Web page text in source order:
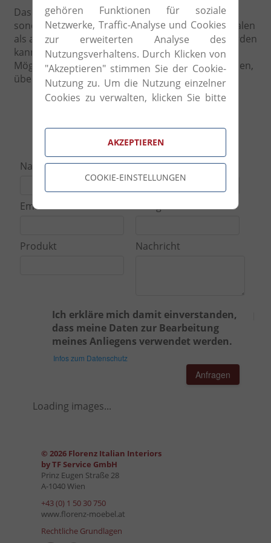
Das Resultat ist eine ordentliche, dennoch
sonderbare Eleganz, die Zuhause sowohl in formalen
als auch modernen Umgebungen angewandt werden
kann. Twils bietet mit Ihrem Sortiment die
Möglichkeit mit Kontrasten und außergewöhnlichen,
überraschenden Kombinationen zu spielen.
Anfrageformular
Name Telefonnummer
Email Kategorie
Produkt Nachricht
Ich erkläre mich damit einverstanden,
dass meine Daten zur Bearbeitung
meines Anliegens verwendet werden.
Infos zum Datenschutz
Anfragen
Loading images...
© 2026 Florenz Italian Interiors
by TF Service GmbH
Prinz Eugen Straße 28
A-1040 Wien
+43 (0) 1 50 30 750
www.florenz-moebel.at
Rechtliche Grundlagen
gehören Funktionen für soziale
Netzwerke, Traffic-Analyse und Cookies
zur erweiterten Analyse des
Nutzungsverhaltens. Durch Klicken von
"Akzeptieren" stimmen Sie der Cookie-
Nutzung zu. Um die Nutzung einzelner
Cookies zu verwalten, klicken Sie bitte
AKZEPTIEREN
COOKIE-EINSTELLUNGEN